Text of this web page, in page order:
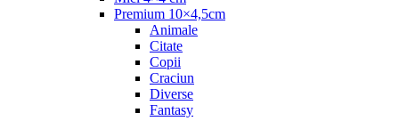
Premium 10×4,5cm
Animale
Citate
Copii
Craciun
Diverse
Fantasy